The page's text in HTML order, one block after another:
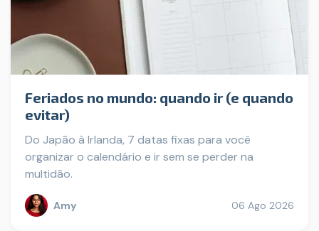
Feriados no mundo: quando ir (e quando
evitar)
Do Japão à Irlanda, 7 datas fixas para você
organizar o calendário e ir sem se perder na
multidão.
Amy 06 Ago 2026